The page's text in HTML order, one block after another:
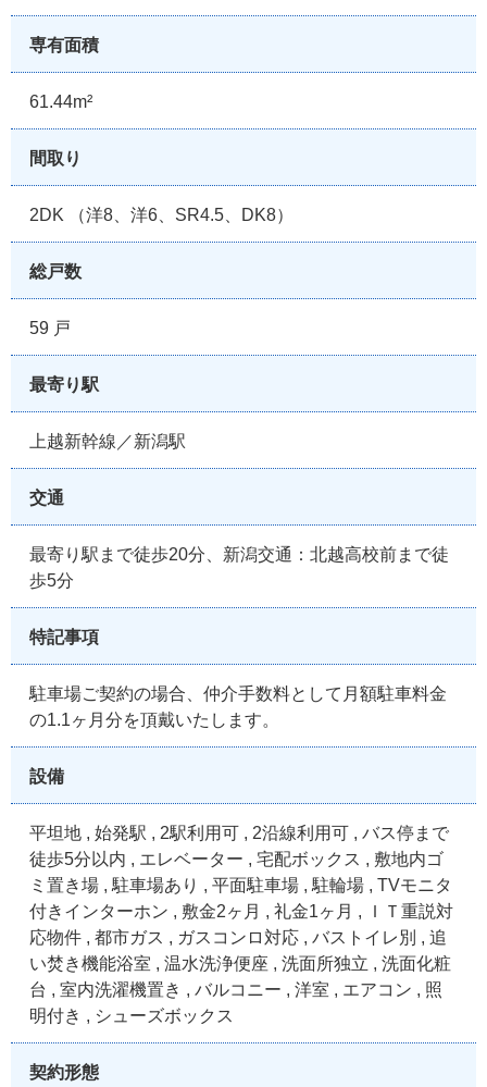
専有面積
61.44m²
間取り
2DK （洋8、洋6、SR4.5、DK8）
総戸数
59 戸
最寄り駅
上越新幹線／新潟駅
交通
最寄り駅まで徒歩20分、新潟交通：北越高校前まで徒
歩5分
特記事項
駐車場ご契約の場合、仲介手数料として月額駐車料金
の1.1ヶ月分を頂戴いたします。
設備
平坦地 , 始発駅 , 2駅利用可 , 2沿線利用可 , バス停まで
徒歩5分以内 , エレベーター , 宅配ボックス , 敷地内ゴ
ミ置き場 , 駐車場あり , 平面駐車場 , 駐輪場 , TVモニタ
付きインターホン , 敷金2ヶ月 , 礼金1ヶ月 , ＩＴ重説対
応物件 , 都市ガス , ガスコンロ対応 , バストイレ別 , 追
い焚き機能浴室 , 温水洗浄便座 , 洗面所独立 , 洗面化粧
台 , 室内洗濯機置き , バルコニー , 洋室 , エアコン , 照
明付き , シューズボックス
契約形態